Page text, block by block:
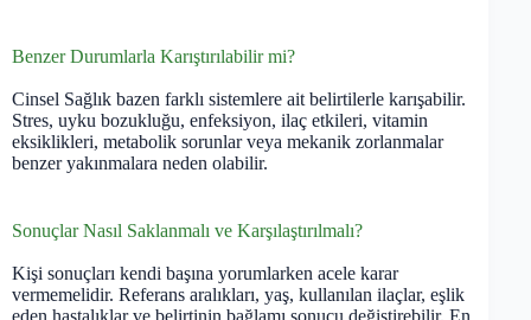
Benzer Durumlarla Karıştırılabilir mi?
Cinsel Sağlık bazen farklı sistemlere ait belirtilerle karışabilir.
Stres, uyku bozukluğu, enfeksiyon, ilaç etkileri, vitamin
eksiklikleri, metabolik sorunlar veya mekanik zorlanmalar
benzer yakınmalara neden olabilir.
Sonuçlar Nasıl Saklanmalı ve Karşılaştırılmalı?
Kişi sonuçları kendi başına yorumlarken acele karar
vermemelidir. Referans aralıkları, yaş, kullanılan ilaçlar, eşlik
eden hastalıklar ve belirtinin bağlamı sonucu değiştirebilir. En